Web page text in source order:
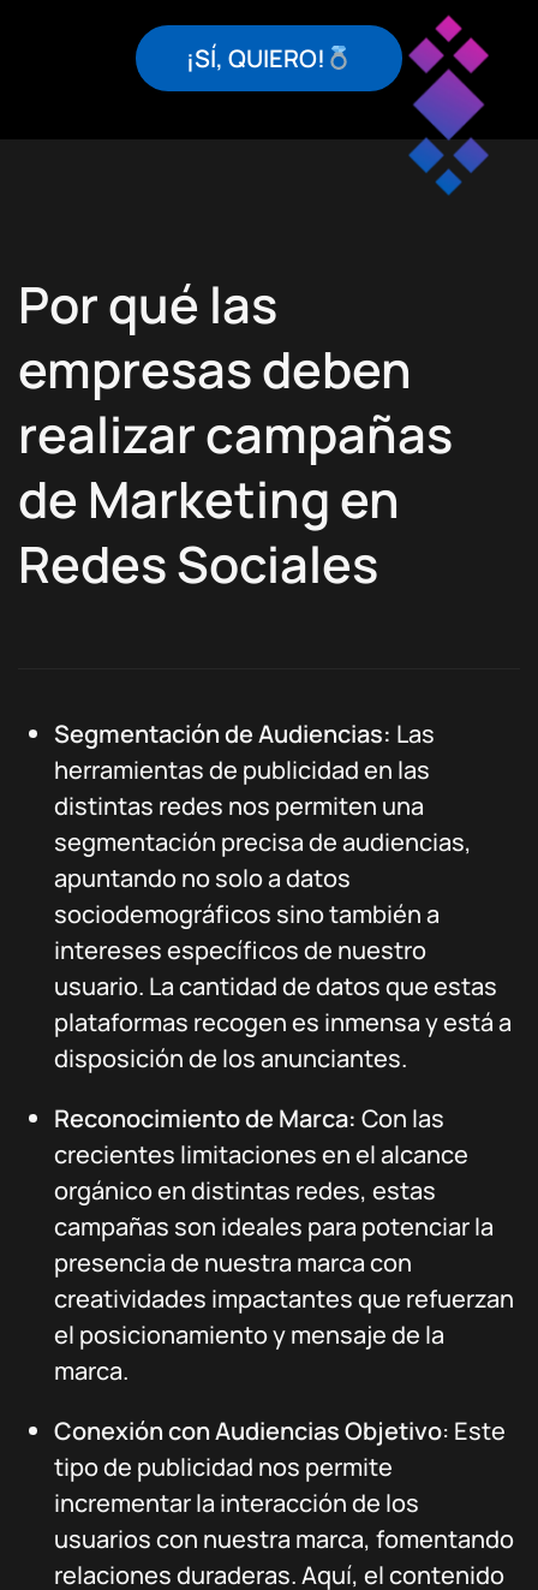
¡SÍ, QUIERO!
Por qué las
empresas deben
realizar campañas
de Marketing en
Redes Sociales
Segmentación de Audiencias: Las
herramientas de publicidad en las
distintas redes nos permiten una
segmentación precisa de audiencias,
apuntando no solo a datos
sociodemográficos sino también a
intereses específicos de nuestro
usuario. La cantidad de datos que estas
plataformas recogen es inmensa y está a
disposición de los anunciantes.
Reconocimiento de Marca: Con las
crecientes limitaciones en el alcance
orgánico en distintas redes, estas
campañas son ideales para potenciar la
presencia de nuestra marca con
creatividades impactantes que refuerzan
el posicionamiento y mensaje de la
marca.
Conexión con Audiencias Objetivo: Este
tipo de publicidad nos permite
incrementar la interacción de los
usuarios con nuestra marca, fomentando
relaciones duraderas. Aquí, el contenido